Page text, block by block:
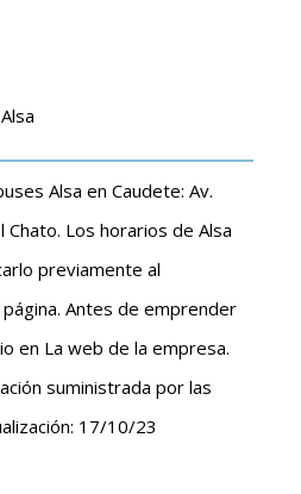
Alsa en Caudete: Av.
Chato. Los horarios de Alsa
previamente al
Antes de emprender
en La web de la empresa.
suministrada por las
17/10/23